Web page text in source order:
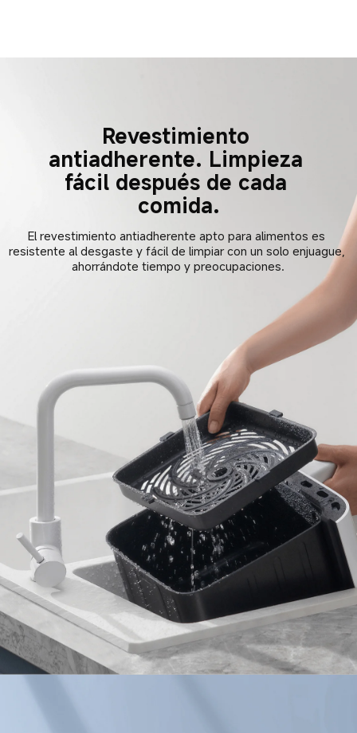
Revestimiento
antiadherente. Limpieza
fácil después de cada
comida.
El revestimiento antiadherente apto para alimentos es
resistente al desgaste y fácil de limpiar con un solo enjuague,
ahorrándote tiempo y preocupaciones.